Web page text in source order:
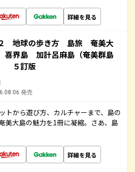
詳細を見る
地球の歩き方 島旅 奄美大
界島 加計呂麻島（奄美群島
５訂版
発売
から遊び方、カルチャーまで、島の
美大島の魅力を1冊に凝縮。さあ、島
詳細を見る